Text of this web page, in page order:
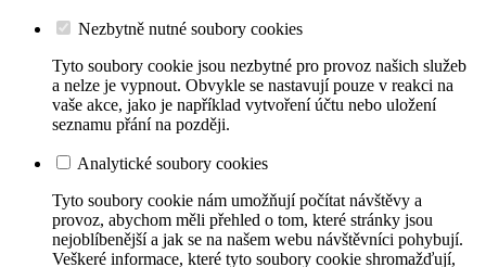
Nezbytně nutné soubory cookies
Tyto soubory cookie jsou nezbytné pro provoz našich služeb
a nelze je vypnout. Obvykle se nastavují pouze v reakci na
vaše akce, jako je například vytvoření účtu nebo uložení
seznamu přání na později.
Analytické soubory cookies
Tyto soubory cookie nám umožňují počítat návštěvy a
provoz, abychom měli přehled o tom, které stránky jsou
nejoblíbenější a jak se na našem webu návštěvníci pohybují.
Veškeré informace, které tyto soubory cookie shromažďují,